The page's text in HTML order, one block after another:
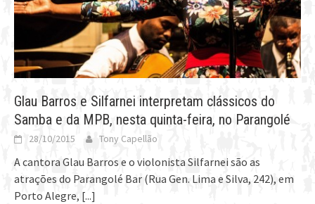
Glau Barros e Silfarnei interpretam clássicos do
Samba e da MPB, nesta quinta-feira, no Parangolé
28/10/2015 Tony Capellão
A cantora Glau Barros e o violonista Silfarnei são as
atrações do Parangolé Bar (Rua Gen. Lima e Silva, 242), em
Porto Alegre, [...]